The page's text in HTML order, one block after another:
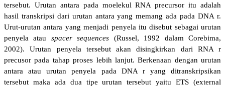
tersebut. Urutan antara pada moelekul RNA precursor itu adalah
hasil transkripsi dari urutan antara yang memang ada pada DNA r.
Urut-urutan antara yang menjadi penyela itu disebut sebagai urutan
penyela atau spacer sequences (Russel, 1992 dalam Corebima,
2002). Urutan penyela tersebut akan disingkirkan dari RNA r
precusor pada tahap proses lebih lanjut. Berkenaan dengan urutan
antara atau urutan penyela pada DNA r yang ditranskripsikan
tersebut maka ada dua tipe urutan tersebut yaitu ETS (external